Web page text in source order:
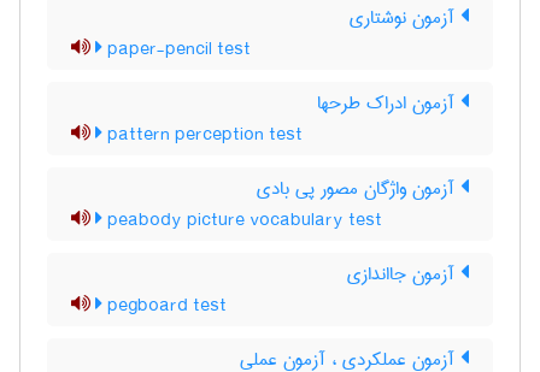
آزمون نوشتاری
paper-pencil test
آزمون ادراک طرحها
pattern perception test
آزمون واژگان مصور پی بادی
peabody picture vocabulary test
آزمون جااندازی
pegboard test
آزمون عملکردی ، آزمون عملی